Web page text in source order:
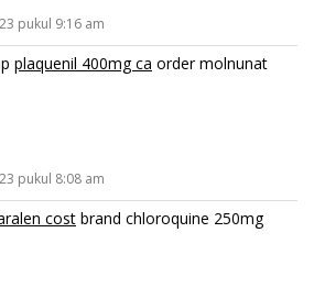
pukul 9:16 am
plaquenil 400mg ca order molnunat
pukul 8:08 am
cost brand chloroquine 250mg